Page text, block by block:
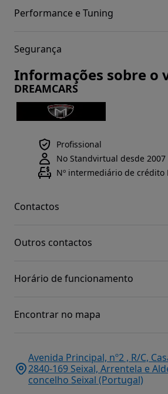
Performance e Tuning
Segurança
Informações sobre o
DREAMCARS
Profissional
No Standvirtual desde 2007
Nº intermediário de crédito
Contactos
Outros contactos
Horário de funcionamento
Encontrar no mapa
Avenida Principal, nº2 , R/C,
2840-169 Seixal, Arrentela e
concelho Seixal (Portugal)